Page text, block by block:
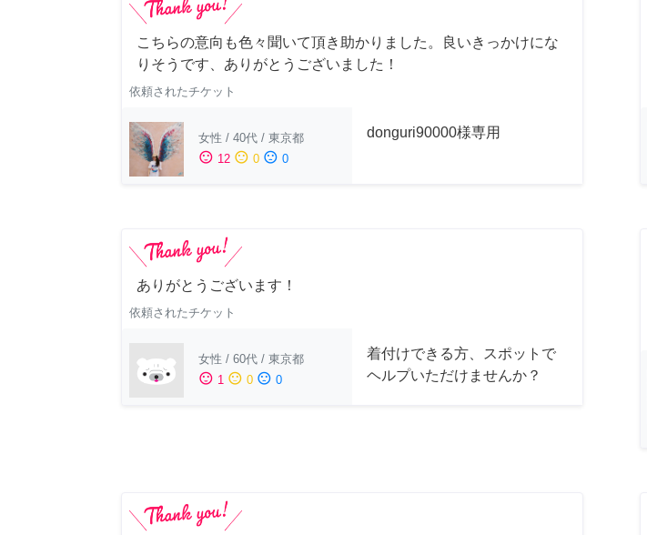
こちらの意向も色々聞いて頂き助かりました。良いきっかけにな
りそうです、ありがとうございました！
依頼されたチケット
女性 / 40代 / 東京都
sentiment_satisfied 12 sentiment_neutral 0 sentiment_dissatisfied 0
donguri90000様専用
ありがとうございます！
依頼されたチケット
女性 / 60代 / 東京都
sentiment_satisfied 1 sentiment_neutral 0 sentiment_dissatisfied 0
着付けできる方、スポットで
ヘルプいただけませんか？